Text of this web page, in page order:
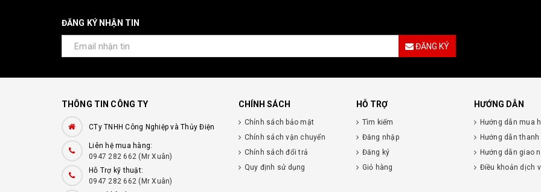
ĐĂNG KÝ NHẬN TIN
ĐĂNG KÝ
THÔNG TIN CÔNG TY
CTy TNHH Công Nghiệp và Thủy Điện
Liên hệ mua hàng:
0947 282 662 (Mr Xuân)
Hỗ Trợ kỹ thuật:
0947 282 662 (Mr Xuân)
CHÍNH SÁCH
Chính sách bảo mật
Chính sách vận chuyển
Chính sách đổi trả
Quy định sử dụng
HỖ TRỢ
Tìm kiếm
Đăng nhập
Đăng ký
Giỏ hàng
HƯỚNG DẪN
Hướng dẫn mua
Hướng dẫn thanh
Hướng dẫn giao
Điều khoản dịch